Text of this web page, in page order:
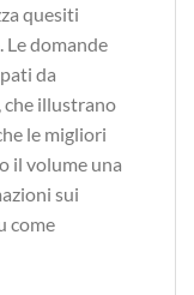
quesiti
domande
da
che illustrano
le migliori
il volume una
sui
come